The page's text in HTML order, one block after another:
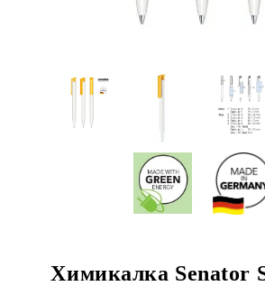
Химикалка Senator